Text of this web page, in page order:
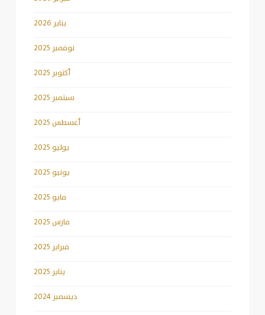
يناير 2026
نوفمبر 2025
أكتوبر 2025
سبتمبر 2025
أغسطس 2025
يوليو 2025
يونيو 2025
مايو 2025
مارس 2025
فبراير 2025
يناير 2025
ديسمبر 2024